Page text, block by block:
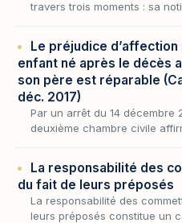
travers trois moments : sa
l'union ; sa…
Le préjudice d’affection
enfant né après le décès
son père est réparable
déc. 2017)
Par un arrêt du 14 décembre
deuxième chambre civile
son père…
La responsabilité des
du fait de leurs préposés
La responsabilité des
leurs préposés constitue un